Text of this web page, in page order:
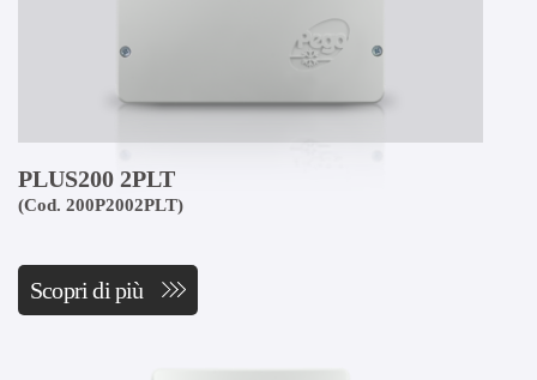
PLUS200 2PLT
(Cod. 200P2002PLT)
Scopri di più